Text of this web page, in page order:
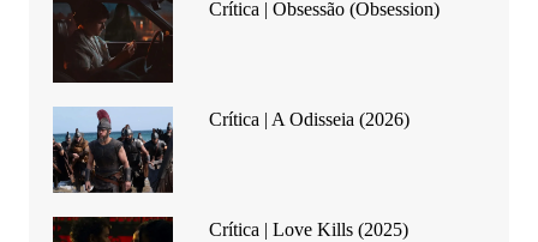
Crítica | Obsessão (Obsession)
Crítica | A Odisseia (2026)
Crítica | Love Kills (2025)